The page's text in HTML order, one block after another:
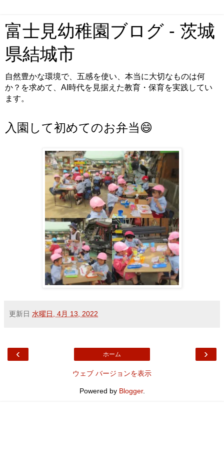
富士見幼稚園ブログ - 茨城
県結城市
自然豊かな環境で、五感を使い、本当に大切なものは何
か？を求めて、AI時代を見据えた教育・保育を実践してい
ます。
入園して初めてのお弁当😄
更新日 水曜日, 4月 13, 2022
‹ ›
ホーム
ウェブ バージョンを表示
Powered by Blogger.